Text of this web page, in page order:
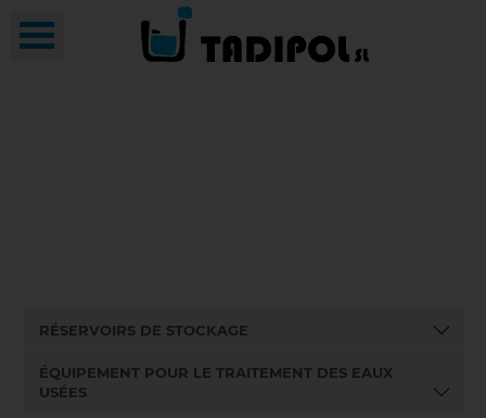
RÉSERVOIRS DE STOCKAGE
ÉQUIPEMENT POUR LE TRAITEMENT DES EAUX
USÉES